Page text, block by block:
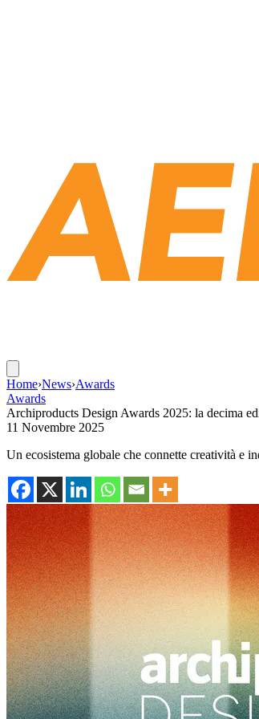
Home›News›Awards
Awards
Archiproducts Design Awards 2025: la decima
11 Novembre 2025
Un ecosistema globale che connette creatività